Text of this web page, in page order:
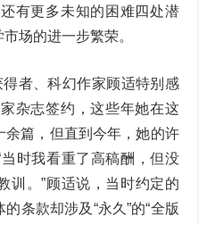
有更多未知的困难四处潜
场的进一步繁荣。
得者、科幻作家顾适特别感
杂志签约，这些年她在这
篇，但直到今年，她的许
时我看重了高稿酬，但没
训。”顾适说，当时约定的
条款却涉及“永久”的“全版